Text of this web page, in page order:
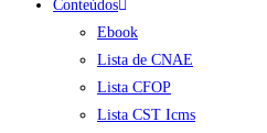
Conteúdos
Ebook
Lista de CNAE
Lista CFOP
Lista CST Icms